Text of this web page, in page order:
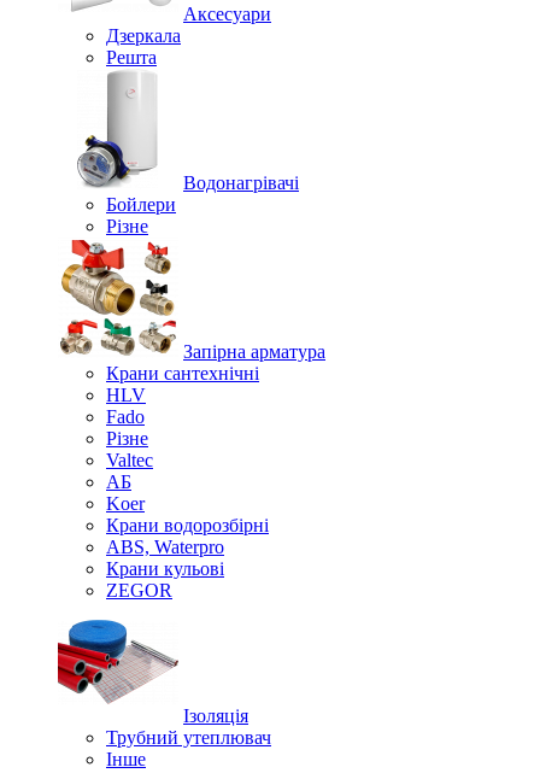
Аксесуари
Дзеркала
Решта
Водонагрівачі
Бойлери
Різне
Запірна арматура
Крани сантехнічні
HLV
Fado
Різне
Valtec
АБ
Koer
Крани водорозбірні
ABS, Waterpro
Крани кульові
ZEGOR
Ізоляція
Трубний утеплювач
Інше